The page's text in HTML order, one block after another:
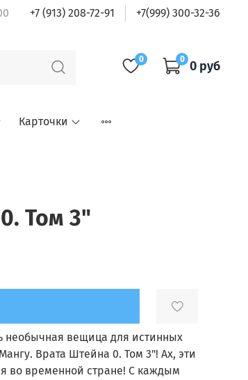
+7 (913) 208-72-91 +7(999) 300-32-36
0 0 0 руб
Карточки
Том 3"
необычная вещица для истинных
Врата Штейна 0. Том 3"! Ах, эти
во временной стране! С каждым